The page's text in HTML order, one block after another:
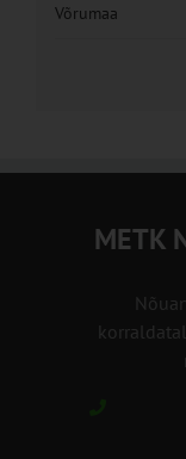
Võrumaa
METK